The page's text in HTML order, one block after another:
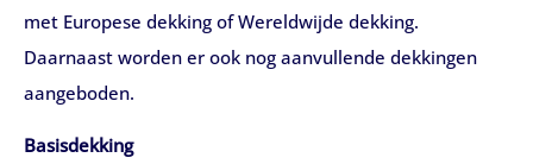
met Europese dekking of Wereldwijde dekking.
Daarnaast worden er ook nog aanvullende dekkingen
aangeboden.
Basisdekking